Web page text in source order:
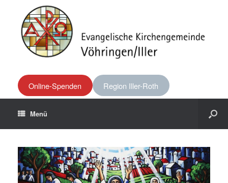
Online-Spenden Region Iller-Roth
Menü